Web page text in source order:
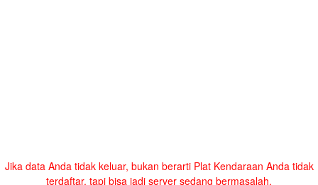
Jika data Anda tidak keluar, bukan berarti Plat Kendaraan Anda tidak
terdaftar, tapi bisa jadi server sedang bermasalah.